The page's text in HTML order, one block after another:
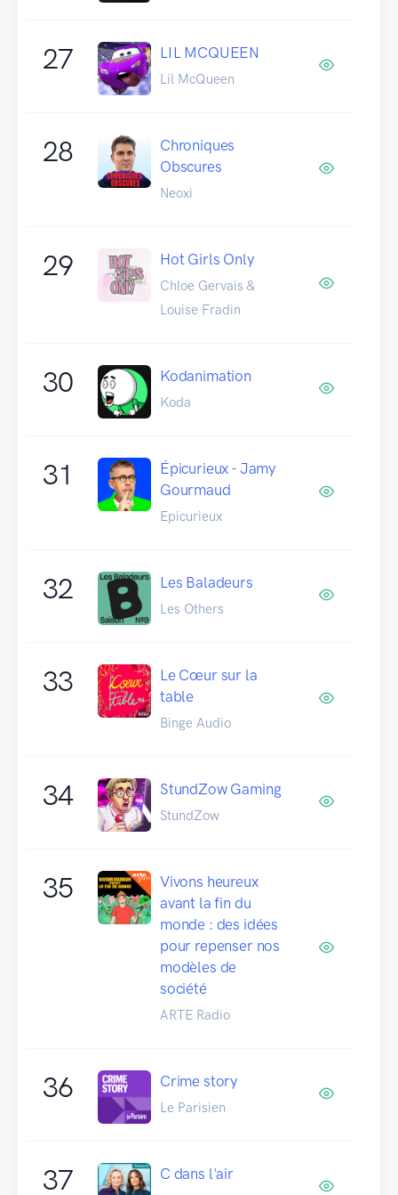
27 LIL MCQUEEN
Lil McQueen
28
Chroniques
Obscures
Neoxi
29 Hot Girls Only
Chloe Gervais &
Louise Fradin
30 Kodanimation
Koda
31
Épicurieux - Jamy
Gourmaud
Epicurieux
32 Les Baladeurs
Les Others
33
Le Cœur sur la
table
Binge Audio
34 StundZow Gaming
StundZow
35
Vivons heureux
avant la fin du
monde : des idées
pour repenser nos
modèles de
société
ARTE Radio
36 Crime story
Le Parisien
37 C dans l'air